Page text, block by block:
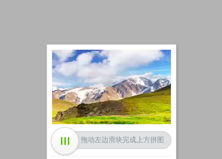
加载中
拖动左边滑块完成上方拼图